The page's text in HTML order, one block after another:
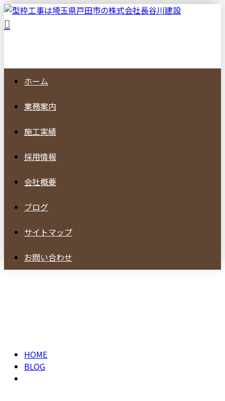
ホーム
業務案内
施工実績
採用情報
会社概要
ブログ
サイトマップ
お問い合わせ
HOME
BLOG